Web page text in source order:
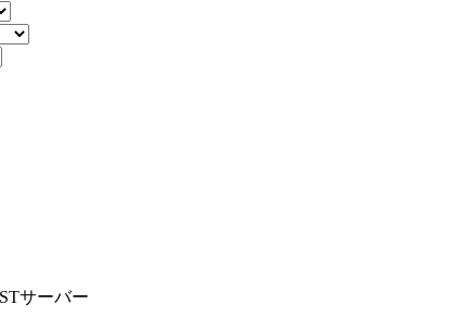
サーバー